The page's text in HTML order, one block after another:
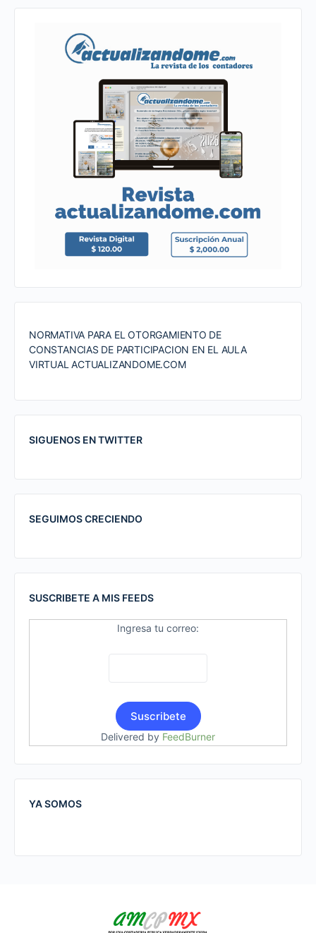
NORMATIVA PARA EL OTORGAMIENTO DE
CONSTANCIAS DE PARTICIPACION EN EL AULA
VIRTUAL ACTUALIZANDOME.COM
SIGUENOS EN TWITTER
SEGUIMOS CRECIENDO
SUSCRIBETE A MIS FEEDS
Ingresa tu correo:
Delivered by FeedBurner
YA SOMOS